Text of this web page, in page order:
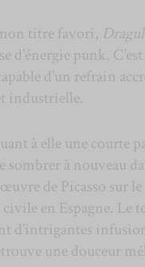
titre favori,
d’énergie punk.
d’un refrain
industrielle.
à elle une courte
sombrer à nouveau
de Picasso sur
en Espagne. Le
d’intrigantes
une douceur